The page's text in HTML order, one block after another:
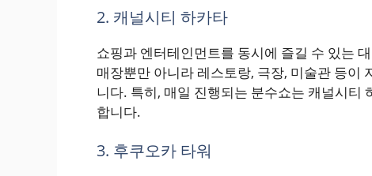
2. 캐널시티 하카타
쇼핑과 엔터테인먼트를 동시에 즐길 수 있는
매장뿐만 아니라 레스토랑, 극장, 미술관 등이
니다. 특히, 매일 진행되는 분수쇼는 캐널시티
합니다.
3. 후쿠오카 타워